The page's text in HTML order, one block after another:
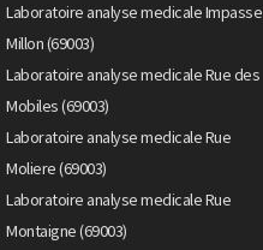
Laboratoire analyse medicale Impasse
Millon (69003)
Laboratoire analyse medicale Rue des
Mobiles (69003)
Laboratoire analyse medicale Rue
Moliere (69003)
Laboratoire analyse medicale Rue
Montaigne (69003)